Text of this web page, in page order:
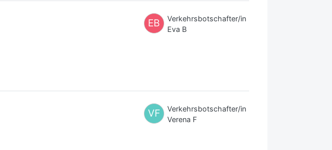
EB
Verkehrsbotschafter/in
Eva B
VF
Verkehrsbotschafter/in
Verena F